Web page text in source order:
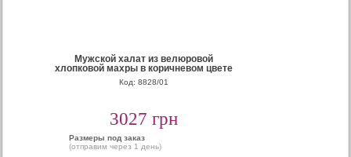
Мужской халат из велюровой
хлопковой махры в коричневом цвете
Код: 8828/01
3027 грн
Размеры под заказ
(отправим через 1 день)